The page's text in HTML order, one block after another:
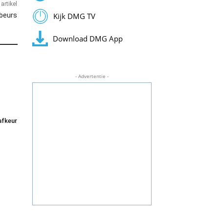
Kijk DMG TV
Download DMG App
- Advertentie -